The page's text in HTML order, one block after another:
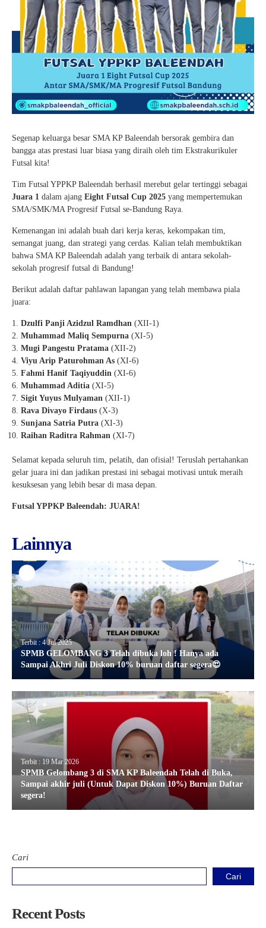
Segenap keluarga besar SMA KP Baleendah bersorak gembira dan
bangga atas prestasi luar biasa yang diraih oleh tim Ekstrakurikuler
Futsal kita!
Tim Futsal YPPKP Baleendah berhasil merebut gelar tertinggi sebagai
Juara 1 dalam ajang Eight Futsal Cup 2025 yang mempertemukan
SMA/SMK/MA Progresif Futsal se-Bandung Raya.
Kemenangan ini adalah buah dari kerja keras, kekompakan tim,
semangat juang, dan strategi yang cerdas. Kalian telah membuktikan
bahwa SMA KP Baleendah adalah yang terbaik di antara sekolah-
sekolah progresif futsal di Bandung!
Berikut adalah daftar pahlawan lapangan yang telah membawa piala
juara:
Dzulfi Panji Azidzul Ramdhan (XII-1)
Muhammad Maliq Sempurna (XI-5)
Mugi Pangestu Pratama (XII-2)
Viyu Arip Paturohman As (XI-6)
Fahmi Hanif Taqiyuddin (XI-6)
Muhammad Aditia (XI-5)
Sigit Yuyus Mulyaman (XII-1)
Rava Divayo Firdaus (X-3)
Sunjana Satria Putra (XI-3)
Raihan Raditra Rahman (XI-7)
Selamat kepada seluruh tim, pelatih, dan ofisial! Teruslah pertahankan
gelar juara ini dan jadikan prestasi ini sebagai motivasi untuk meraih
kesuksesan yang lebih besar di masa depan.
Futsal YPPKP Baleendah: JUARA!
Lainnya
Terbit : 4 Jul 2025
SPMB GELOMBANG 3 Telah dibuka loh ! Hanya ada
Sampai Akhri Juli Diskon 10% buruan daftar segera😍
Terbit : 19 Mar 2026
SPMB Gelombang 3 di SMA KP Baleendah Telah di Buka,
Sampai akhir juli (Untuk Dapat Diskon 10%) Buruan Daftar
segera!
Cari
Cari
Recent Posts